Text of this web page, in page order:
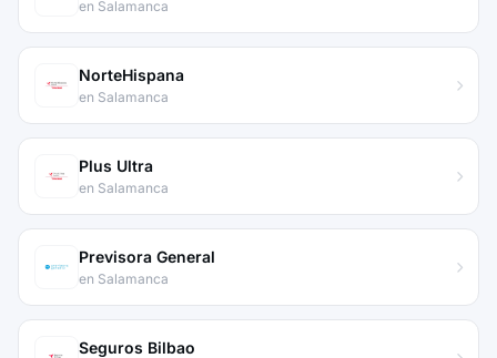
en Salamanca
NorteHispana
en Salamanca
Plus Ultra
en Salamanca
Previsora General
en Salamanca
Seguros Bilbao